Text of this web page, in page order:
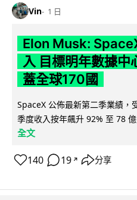
Vin 1 日
Elon Musk:
入 目標明年數據
蓋全球170國
SpaceX 公佈最新第二季業績，
季度收入按年飆升 92% 至 78
全文
140 19 ↗ 分享